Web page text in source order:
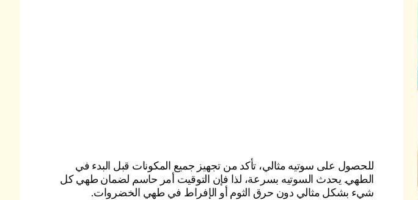
للحصول على سوتيه مثالي، تأكد من تجهيز جميع المكونات قبل البدء في
الطهي. يحدث السوتيه بسرعة، لذا فإن التوقيت أمر حاسم لضمان طهي كل
شيء بشكل مثالي دون حرق الثوم أو الإفراط في طهي الخضروات.